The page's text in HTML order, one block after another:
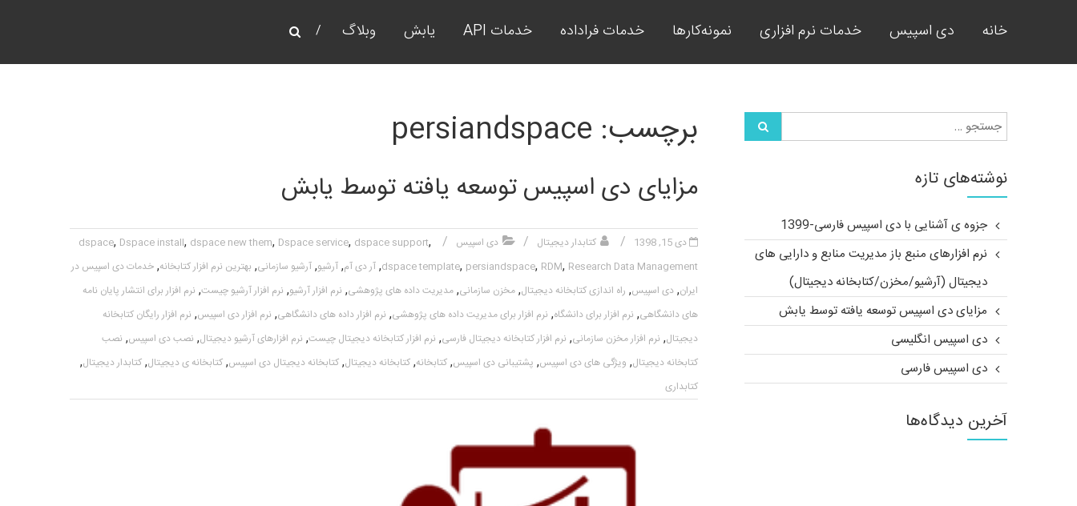
دی اسپیس فارسی یابش ارائه دهنده ی خدمات نرم افزارهای منبع باز کتابخانه ای، آرشیو، مخزن سازمانی، کتابخانه دیجیتال، مدیریت داده های پژوهشی خانه دی اسپیس خدمات نرم افزاری نمونه‌کارها خدمات فراداده خدمات API یابش وبلاگ
برچسب: persiandspace
مزایای دی اسپیس توسعه یافته توسط یابش
دی 15, 1398 کتابدار دیجیتال دی اسپیس dspace, Dspace install, dspace new them, Dspace service, dspace support,
dspace template, persiandspace, RDM, Research Data Management
,آر دی آم,آرشیو,آرشیو سازمانی, بهترین نرم افزار کتابخانه,خدمات دی اسپیس در
ایران,دی اسپیس, راه اندازی کتابخانه دیجیتال,مخزن سازمانی,مدیریت داده های پژوهشی, نرم افزار آرشیو, نرم افزار آرشیو چیست, نرم افزار برای انتشار پایان نامه
های دانشگاهی, نرم افزار برای دانشگاه, نرم افزار برای مدیریت داده های پژوهشی, نرم افزار داده های دانشگاهی, نرم افزار دی اسپیس, نرم افزار رایگان کتابخانه
دیجیتال, نرم افزار مخزن سازمانی, نرم افزار کتابخانه دیجیتال فارسی, نرم افزار کتابخانه دیجیتال چیست, نرم افزارهای آرشیو دیجیتال, نصب دی اسپیس, نصب
کتابخانه دیجیتال, ویژگی های دی اسپیس, پشتیبانی دی اسپیس,کتابخانه,کتابخانه دیجیتال,کتابخانه دیجیتال دی اسپیس,کتابخانه ی دیجیتال,کتابدار دیجیتال,
کتابداری
نوشته‌های تازه
جزوه ی آشنایی با دی اسپیس فارسی-1399
نرم افزارهای منبع باز مدیریت منابع و دارایی های
دیجیتال (آرشیو/مخزن/کتابخانه دیجیتال)
مزایای دی اسپیس توسعه یافته توسط یابش
دی اسپیس انگلیسی
دی اسپیس فارسی
آخرین دیدگاه‌ها